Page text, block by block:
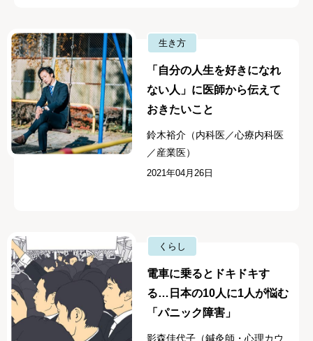
生き方
「自分の人生を好きになれ
ない人」に医師から伝えて
おきたいこと
鈴木裕介（内科医／心療内科医
／産業医）
2021年04月26日
くらし
電車に乗るとドキドキす
る…日本の10人に1人が悩む
「パニック障害」
影森佳代子（鍼灸師・心理カウ